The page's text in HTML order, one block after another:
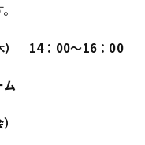
） 14：00～16：00